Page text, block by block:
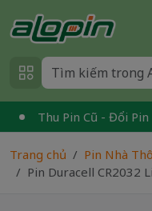
Thu Pin Cũ - Đổi Pin
Trang chủ
Pin Nhà
Pin Duracell CR2032